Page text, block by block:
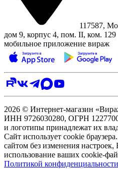
117587,
дом 9, корпус 4, пом. II, ком. 129
мобильное приложение вираж
2026 © Интернет-магазин
ИНН 9726030280, ОГРН
и логотипы принадлежат их
Сайт использует cookie
сайтом без изменения настроек,
использование ваших cookie-
Политикой конфиденциальности